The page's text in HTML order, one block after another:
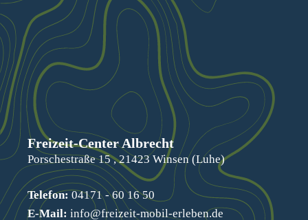
Freizeit-Center Albrecht
Porschestraße 15 , 21423 Winsen (Luhe)
Telefon:04171 - 60 16 50
E-Mail: info@freizeit-mobil-erleben.de